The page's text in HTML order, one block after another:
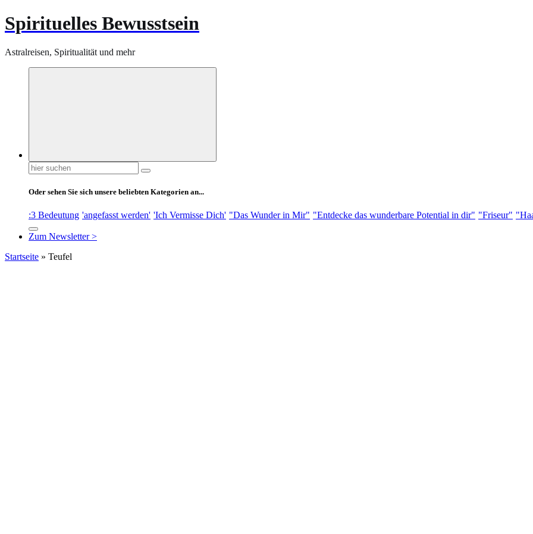
Spirituelles Bewusstsein
Astralreisen, Spiritualität und mehr
Suchen
nach:
Oder sehen Sie sich unsere beliebten Kategorien an...
:3 Bedeutung 'angefasst werden' 'Ich Vermisse Dich' "Das Wunder in Mir" "Entdecke das wunderbare Potential in dir" "Friseur"
Zum Newsletter >
Startseite » Teufel